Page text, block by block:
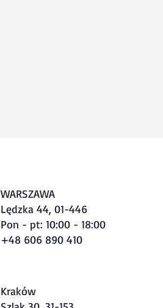
WARSZAWA
Lędzka 44, 01-446
Pon - pt: 10:00 - 18:00
+48 606 890 410
Kraków